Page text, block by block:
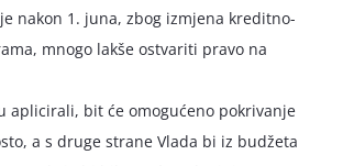
nakon 1. juna, zbog izmjena kreditno-
mnogo lakše ostvariti pravo na
aplicirali, bit će omogućeno pokrivanje
a s druge strane Vlada bi iz budžeta